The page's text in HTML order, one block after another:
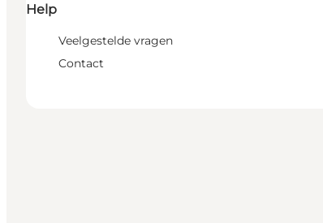
Help
Veelgestelde vragen
Contact